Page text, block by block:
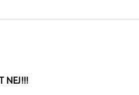
NEJ!!!